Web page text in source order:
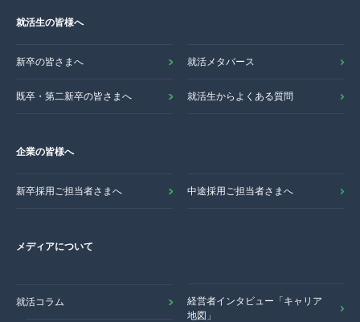
就活生の皆様へ
新卒の皆さまへ 就活メタバース
既卒・第二新卒の皆さまへ 就活生からよくある質問
企業の皆様へ
新卒採用ご担当者さまへ 中途採用ご担当者さまへ
メディアについて
就活コラム
経営者インタビュー「キャリア
地図」